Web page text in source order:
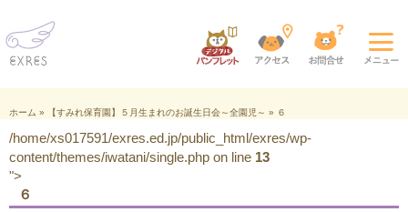
ホーム » 【すみれ保育園】５月生まれのお誕生日会～全園児～ » ６
/home/xs017591/exres.ed.jp/public_html/exres/wp-
content/themes/iwatani/single.php on line 13
">
６